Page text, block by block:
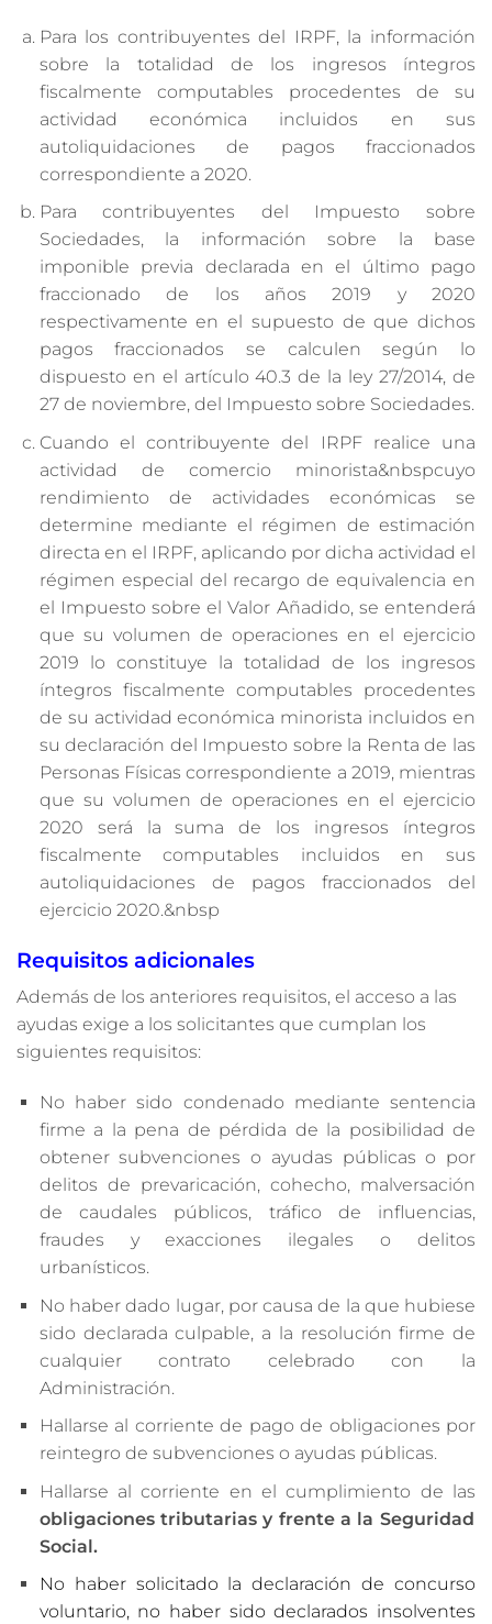
Para los contribuyentes del IRPF, la información
sobre la totalidad de los ingresos íntegros
fiscalmente computables procedentes de su
actividad económica incluidos en sus
autoliquidaciones de pagos fraccionados
correspondiente a 2020.
Para contribuyentes del Impuesto sobre
Sociedades, la información sobre la base
imponible previa declarada en el último pago
fraccionado de los años 2019 y 2020
respectivamente en el supuesto de que dichos
pagos fraccionados se calculen según lo
dispuesto en el artículo 40.3 de la ley 27/2014, de
27 de noviembre, del Impuesto sobre Sociedades.
Cuando el contribuyente del IRPF realice una
actividad de comercio minorista&nbspcuyo
rendimiento de actividades económicas se
determine mediante el régimen de estimación
directa en el IRPF, aplicando por dicha actividad el
régimen especial del recargo de equivalencia en
el Impuesto sobre el Valor Añadido, se entenderá
que su volumen de operaciones en el ejercicio
2019 lo constituye la totalidad de los ingresos
íntegros fiscalmente computables procedentes
de su actividad económica minorista incluidos en
su declaración del Impuesto sobre la Renta de las
Personas Físicas correspondiente a 2019, mientras
que su volumen de operaciones en el ejercicio
2020 será la suma de los ingresos íntegros
fiscalmente computables incluidos en sus
autoliquidaciones de pagos fraccionados del
ejercicio 2020.&nbsp
Requisitos adicionales
Además de los anteriores requisitos, el acceso a las
ayudas exige a los solicitantes que cumplan los
siguientes requisitos:
No haber sido condenado mediante sentencia
firme a la pena de pérdida de la posibilidad de
obtener subvenciones o ayudas públicas o por
delitos de prevaricación, cohecho, malversación
de caudales públicos, tráfico de influencias,
fraudes y exacciones ilegales o delitos
urbanísticos.
No haber dado lugar, por causa de la que hubiese
sido declarada culpable, a la resolución firme de
cualquier contrato celebrado con la
Administración.
Hallarse al corriente de pago de obligaciones por
reintegro de subvenciones o ayudas públicas.
Hallarse al corriente en el cumplimiento de las
obligaciones tributarias y frente a la Seguridad
Social.
No haber solicitado la declaración de concurso
voluntario, no haber sido declarados insolventes